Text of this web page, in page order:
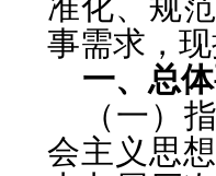
准化、规
事需求，
一、总
（一）
会主义思